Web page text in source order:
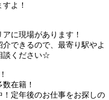
よ！
に現場があります！
できるので、最寄り駅やよ
談ください☆
在籍！
定年後のお仕事をお探しの